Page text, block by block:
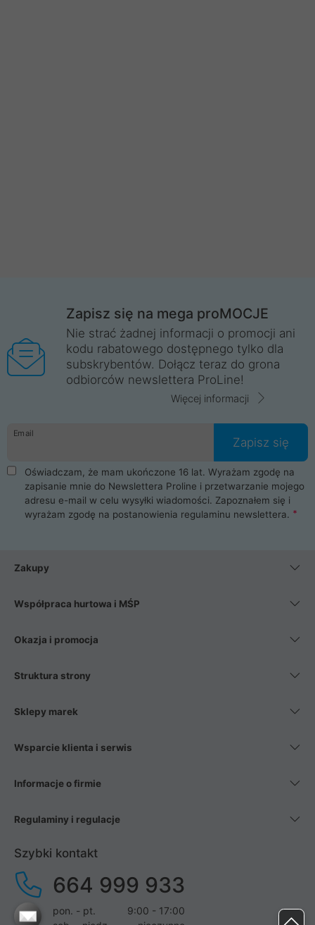
Zapisz się na mega proMOCJE
Nie strać żadnej informacji o promocji ani
kodu rabatowego dostępnego tylko dla
subskrybentów. Dołącz teraz do grona
odbiorców newslettera ProLine!
Więcej informacji
Email
Zapisz się
Oświadczam, że mam ukończone 16 lat. Wyrażam zgodę na
zapisanie mnie do Newslettera Proline i przetwarzanie mojego
adresu e-mail w celu wysyłki wiadomości. Zapoznałem się i
wyrażam zgodę na postanowienia regulaminu newslettera.
Zakupy
Współpraca hurtowa i MŚP
Okazja i promocja
Struktura strony
Sklepy marek
Wsparcie klienta i serwis
Informacje o firmie
Regulaminy i regulacje
Szybki kontakt
664 999 933
pon. - pt.
9:00 - 17:00